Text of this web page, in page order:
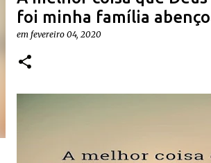
foi minha família
em fevereiro 04, 2020